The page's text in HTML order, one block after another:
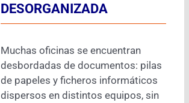
DESORGANIZADA
Muchas oficinas se encuentran
desbordadas de documentos: pilas
de papeles y ficheros informáticos
dispersos en distintos equipos, sin